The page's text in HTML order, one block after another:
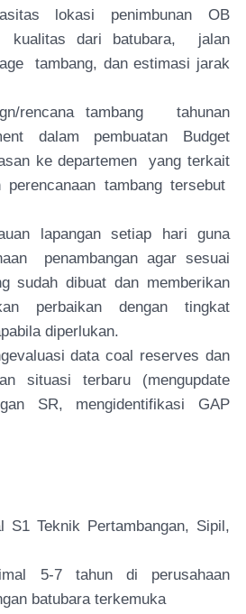
lokasi penimbunan OB
kualitas dari batubara, jalan
tambang, dan estimasi jarak
rencana tambang tahunan
dalam pembuatan Budget
ke departemen yang terkait
perencanaan tambang tersebut
lapangan setiap hari guna
penambangan agar sesuai
sudah dibuat dan memberikan
perbaikan dengan tingkat
diperlukan.
data coal reserves dan
situasi terbaru (mengupdate
SR, mengidentifikasi GAP
S1 Teknik Pertambangan, Sipil,
5-7 tahun di perusahaan
batubara terkemuka